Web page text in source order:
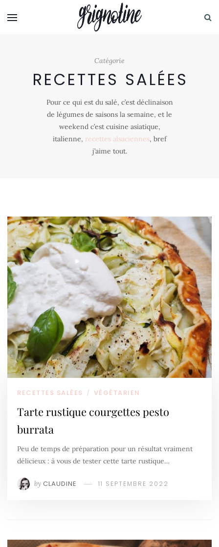
Catégorie
RECETTES SALÉES
Pour ce qui est du salé, c’est déclinaison
de légumes de saisons la semaine, et le
weekend c’est cuisine asiatique,
italienne, recettes alsaciennes, bref
j’aime tout.
RECETTES SALÉES / VÉGÉTARIEN
Tarte rustique courgettes pesto
burrata
Peu de temps de préparation pour un résultat vraiment
délicieux : à vous de tester cette tarte rustique…
by CLAUDINE 11 SEPTEMBRE 2022